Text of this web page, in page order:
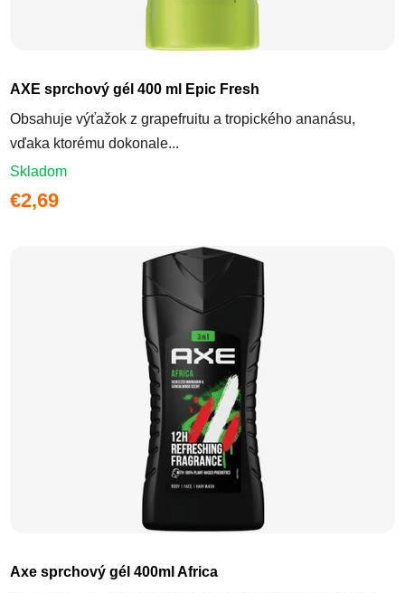
AXE sprchový gél 400 ml Epic Fresh
Obsahuje výťažok z grapefruitu a tropického ananásu,
vďaka ktorému dokonale...
Skladom
€2,69
Axe sprchový gél 400ml Africa